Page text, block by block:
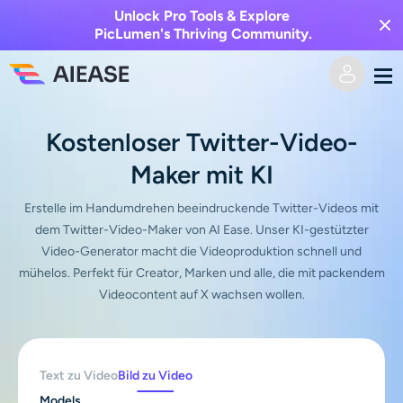
Unlock Pro Tools & Explore
PicLumen's Thriving Community.
Text zu Video
Bild zu Video
KI-Kuss-Generator
Videoeffekte
KI-Bild
Text zu Bild
Foto-Editor & -Creator
Auszeichnung
Kostenloser Twitter-Video-
Maker mit KI
Erstelle im Handumdrehen beeindruckende Twitter-Videos mit
dem Twitter-Video-Maker von AI Ease. Unser KI-gestützter
Video-Generator macht die Videoproduktion schnell und
mühelos. Perfekt für Creator, Marken und alle, die mit packendem
Videocontent auf X wachsen wollen.
Text zu VideoBild zu Video